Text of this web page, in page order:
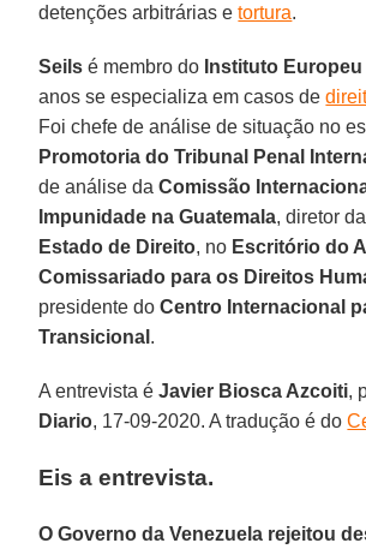
detenções arbitrárias etortura.
Seils é membro do Instituto Europeu
anos se especializa em casos de
Foi chefe de análise de situação no
Promotoria do Tribunal Penal
de análise daComissão
Impunidade na Guatemala, diretor
Estado de Direito, no Escritório do
Comissariado para os Direitos
presidente doCentro Internacional
Transicional .
A entrevista éJavier Biosca Azcoiti,
Diario, 17-09-2020. A tradução é do
Eis a entrevista.
O Governo da Venezuela rejeitou